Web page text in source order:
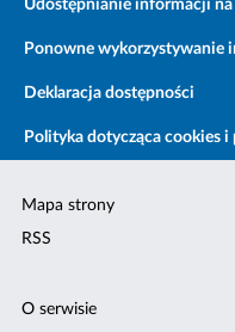
Udostępnianie informacji
Ponowne wykorzystywanie
Deklaracja dostępności
Polityka dotycząca cookies
Mapa strony
RSS
O serwisie